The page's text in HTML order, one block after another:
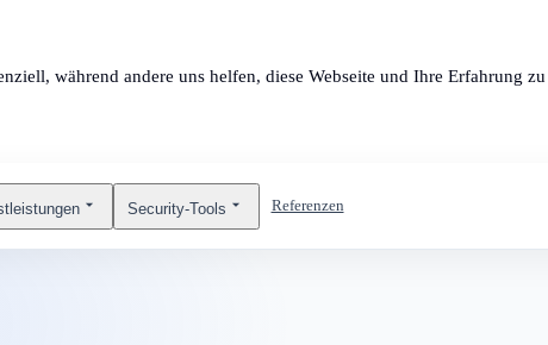
während andere uns helfen, diese Webseite und Ihre Erfahrung
Security-Tools Referenzen